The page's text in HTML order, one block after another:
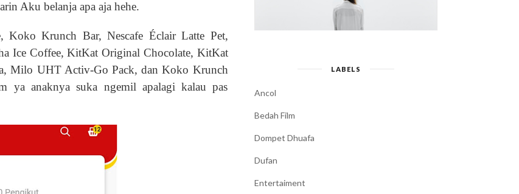
Aku belanja apa aja hehe.
Krunch Bar, Nescafe Éclair Latte Pet,
Ice Coffee, KitKat Original Chocolate, KitKat
Milo UHT Activ-Go Pack, dan Koko Krunch
ya anaknya suka ngemil apalagi kalau pas
LABELS
Ancol
Bedah Film
Dompet Dhuafa
Dufan
Entertaiment